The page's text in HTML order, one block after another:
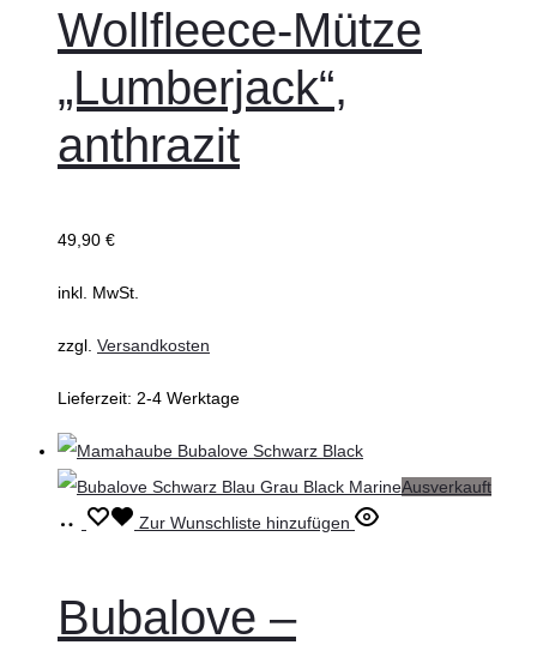
Varianten
auf.
Optionen
können
der
werden
Wollfleece-Mütze
„Lumberjack“,
anthrazit
49,90 €
inkl. MwSt.
zzgl. Versandkosten
Lieferzeit: 2-4 Werktage
Ausverkauft
WeiterlesenZur Wunschliste hinzufügen
Bubalove –